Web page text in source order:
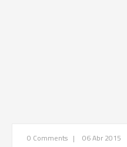
0 Comments | 06 Abr 2015